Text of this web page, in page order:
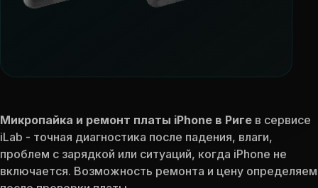
Микропайка и ремонт платы iPhone в Риге в сервисе
iLab - точная диагностика после падения, влаги,
проблем с зарядкой или ситуаций, когда iPhone не
включается. Возможность ремонта и цену определяем